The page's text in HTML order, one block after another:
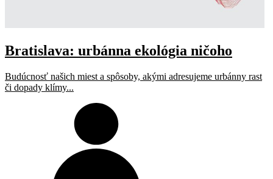
Bratislava: urbánna ekológia ničoho
Budúcnosť našich miest a spôsoby, akými adresujeme urbánny rast
či dopady klímy...